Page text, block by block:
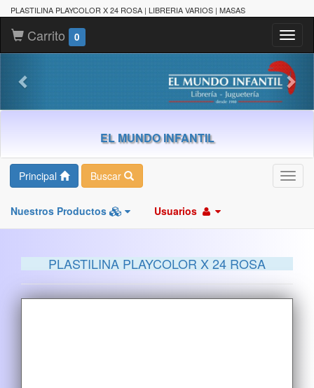
PLASTILINA PLAYCOLOR X 24 ROSA | LIBRERIA VARIOS | MASAS
Carrito 0
EL MUNDO INFANTIL
Principal Buscar
Nuestros Productos Usuarios
PLASTILINA PLAYCOLOR X 24 ROSA